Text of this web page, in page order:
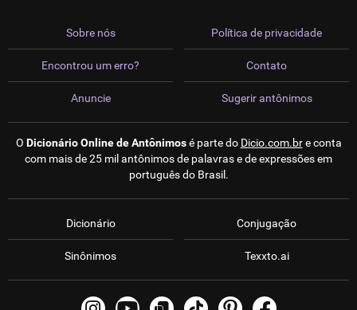
Sobre nós
Encontrou um erro?
Anuncie
Política de privacidade
Contato
Sugerir antônimos
O Dicionário Online de Antônimosé parte do Dicio.com.bre conta
com mais de 25 mil antônimos de palavras e de expressões em
português do Brasil.
Dicionário
Sinônimos
Conjugação
Texxto.ai